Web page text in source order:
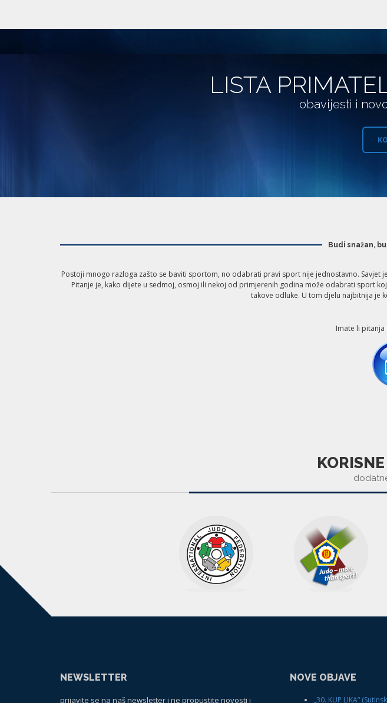
LISTA
obavijesti i
Budi snažan,
Postoji mnogo razloga zašto se baviti sportom, no odabrati pravi sport nije jednostavno.
Pitanje je, kako dijete u sedmoj, osmoj ili nekoj od primjerenih godina može odabrati sport
takove odluke. U tom djelu najbitnija je
Imate li pitanja
NEWSLETTER
prijavite se na naš newsletter i ne propustite novosti i
NOVE OBJAVE
„30. KUP LIKA“